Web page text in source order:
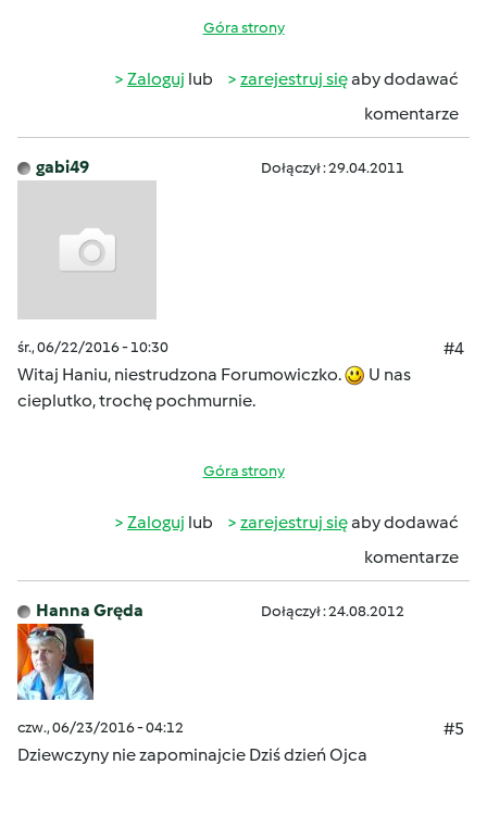
Góra strony
Zaloguj lub zarejestruj sięaby dodawać
komentarze
gabi49 Dołączył : 29.04.2011
śr., 06/22/2016 - 10:30
#4
Witaj Haniu, niestrudzona Forumowiczko.
U nas
cieplutko, trochę pochmurnie.
Góra strony
Zaloguj lub zarejestruj sięaby dodawać
komentarze
Hanna Gręda Dołączył : 24.08.2012
czw., 06/23/2016 - 04:12
#5
Dziewczyny nie zapominajcie Dziś dzień Ojca